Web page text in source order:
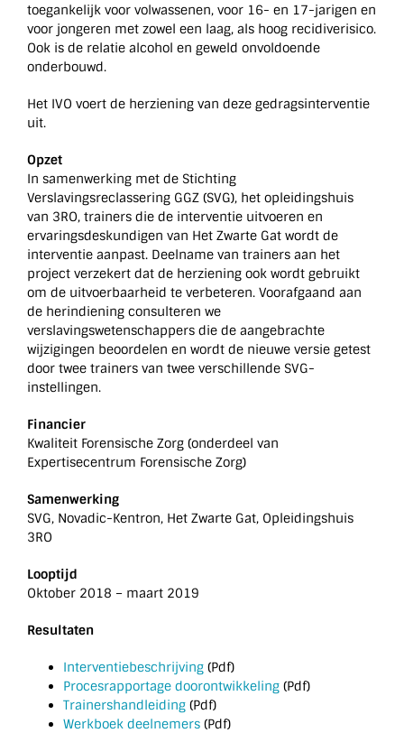
toegankelijk voor volwassenen, voor 16- en 17-jarigen en
voor jongeren met zowel een laag, als hoog recidiverisico.
Ook is de relatie alcohol en geweld onvoldoende
onderbouwd.
Het IVO voert de herziening van deze gedragsinterventie
uit.
Opzet
In samenwerking met de Stichting
Verslavingsreclassering GGZ (SVG), het opleidingshuis
van 3RO, trainers die de interventie uitvoeren en
ervaringsdeskundigen van Het Zwarte Gat wordt de
interventie aanpast. Deelname van trainers aan het
project verzekert dat de herziening ook wordt gebruikt
om de uitvoerbaarheid te verbeteren. Voorafgaand aan
de herindiening consulteren we
verslavingswetenschappers die de aangebrachte
wijzigingen beoordelen en wordt de nieuwe versie getest
door twee trainers van twee verschillende SVG-
instellingen.
Financier
Kwaliteit Forensische Zorg (onderdeel van
Expertisecentrum Forensische Zorg)
Samenwerking
SVG, Novadic-Kentron, Het Zwarte Gat, Opleidingshuis
3RO
Looptijd
Oktober 2018 – maart 2019
Resultaten
Interventiebeschrijving (Pdf)
Procesrapportage doorontwikkeling (Pdf)
Trainershandleiding (Pdf)
Werkboek deelnemers (Pdf)